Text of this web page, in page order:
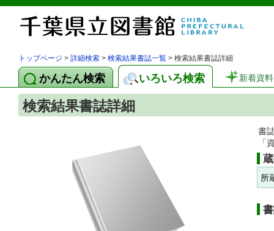
トップページ > 詳細検索 > 検索結果書誌一覧 > 検索結果書誌詳細
かんたん検索 いろいろ検索 新着資料
検索結果書誌詳細
書
「
所